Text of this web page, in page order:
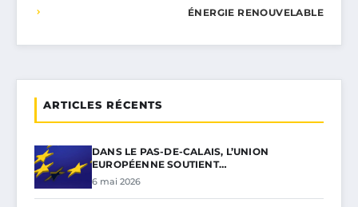
ÉNERGIE RENOUVELABLE
ARTICLES RÉCENTS
DANS LE PAS-DE-CALAIS, L’UNION
EUROPÉENNE SOUTIENT…
6 mai 2026